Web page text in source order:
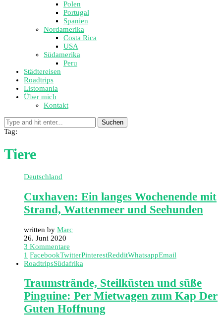
Polen
Portugal
Spanien
Nordamerika
Costa Rica
USA
Südamerika
Peru
Städtereisen
Roadtrips
Listomania
Über mich
Kontakt
Suchen
Tag:
Tiere
Deutschland
Cuxhaven: Ein langes Wochenende mit
Strand, Wattenmeer und Seehunden
written by Marc
26. Juni 2020
3 Kommentare
1 FacebookTwitterPinterestRedditWhatsappEmail
RoadtripsSüdafrika
Traumstrände, Steilküsten und süße
Pinguine: Per Mietwagen zum Kap Der
Guten Hoffnung